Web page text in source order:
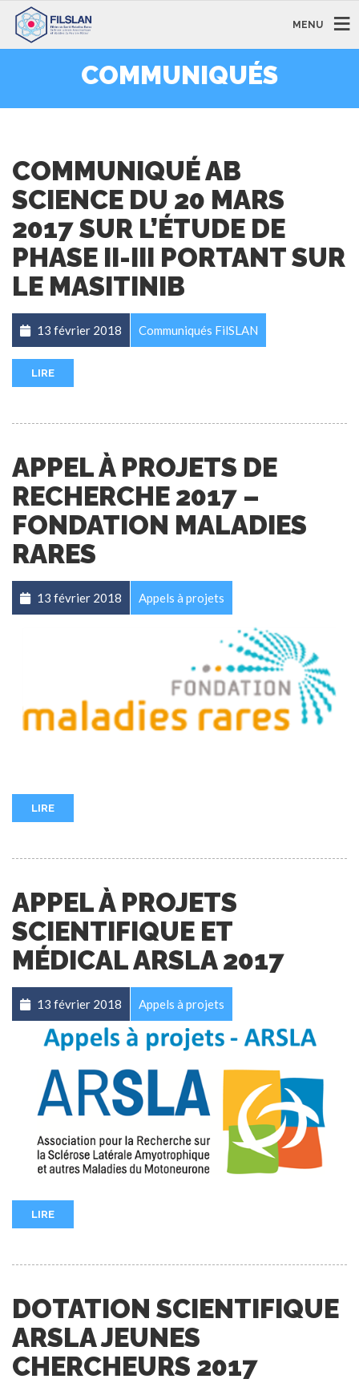
MENU
COMMUNIQUÉS
COMMUNIQUÉ AB
SCIENCE DU 20 MARS
2017 SUR L’ÉTUDE DE
PHASE II-III PORTANT SUR
LE MASITINIB
13 février 2018 Communiqués FilSLAN
LIRE
APPEL À PROJETS DE
RECHERCHE 2017 –
FONDATION MALADIES
RARES
13 février 2018 Appels à projets
LIRE
APPEL À PROJETS
SCIENTIFIQUE ET
MÉDICAL ARSLA 2017
13 février 2018 Appels à projets
LIRE
DOTATION SCIENTIFIQUE
ARSLA JEUNES
CHERCHEURS 2017